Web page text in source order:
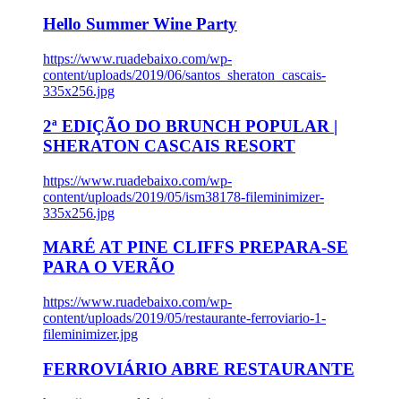
Hello Summer Wine Party
https://www.ruadebaixo.com/wp-
content/uploads/2019/06/santos_sheraton_cascais-
335x256.jpg
2ª EDIÇÃO DO BRUNCH POPULAR |
SHERATON CASCAIS RESORT
https://www.ruadebaixo.com/wp-
content/uploads/2019/05/ism38178-fileminimizer-
335x256.jpg
MARÉ AT PINE CLIFFS PREPARA-SE
PARA O VERÃO
https://www.ruadebaixo.com/wp-
content/uploads/2019/05/restaurante-ferroviario-1-
fileminimizer.jpg
FERROVIÁRIO ABRE RESTAURANTE